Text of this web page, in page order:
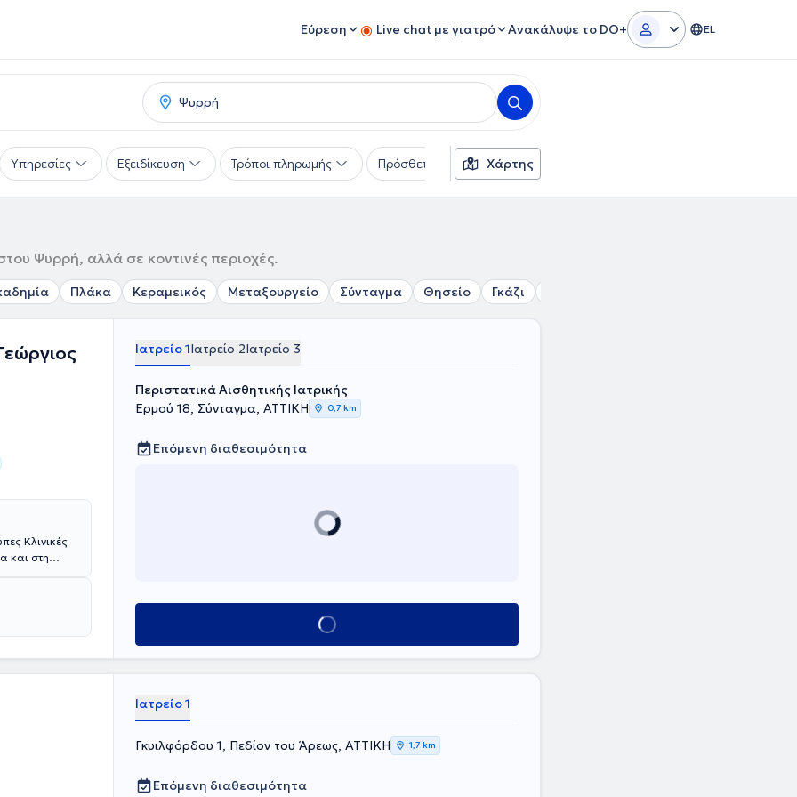
Εύρεση Live chat με γιατρό Ανακάλυψε το DO+ EL
Υπηρεσίες Εξειδίκευση Τρόποι πληρωμής Πρόσθετα φίλτρα Γλώσσες
Χάρτης
Ψυρρή, αλλά σε κοντινές περιοχές.
Πλάκα Κεραμεικός Μεταξουργείο Σύνταγμα Θησείο Γκάζι
Κλινικές
και στη
την
Κλινική
for
με πιο
την
όπως και την
Ιατρείο 1Ιατρείο 2Ιατρείο 3
Περιστατικά Αισθητικής Ιατρικής
Ερμού 18, Σύνταγμα, ΑΤΤΙΚΗ
0,7 km
Επόμενη διαθεσιμότητα
Κλείσε ραντεβού
Ιατρείο 1
Γκυιλφόρδου 1, Πεδίον του Άρεως, ΑΤΤΙΚΗ 1,7 km
Επόμενη διαθεσιμότητα